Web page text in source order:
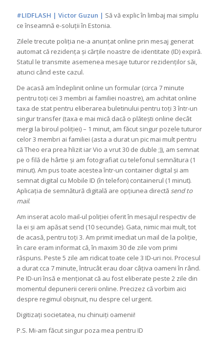
#LIDFLASH | Victor Guzun | Să vă explic în limbaj mai simplu
ce înseamnă e-soluții în Estonia.
Zilele trecute poliția ne-a anunțat online prin mesaj generat
automat că rezidența și cărțile noastre de identitate (ID) expiră.
Statul le transmite asemenea mesaje tuturor rezidenților săi,
atunci când este cazul.
De acasă am îndeplinit online un formular (circa 7 minute
pentru toți cei 3 membri ai familiei noastre), am achitat online
taxa de stat pentru eliberarea buletinului pentru toți 3 într-un
singur transfer (taxa e mai mică dacă o plătești online decât
mergi la biroul poliției) – 1 minut, am făcut singur pozele tuturor
celor 3 membri ai familiei (asta a durat un pic mai mult pentru
că Theo era prea hlizit iar Vio a vrut 30 de duble ;)), am semnat
pe o filă de hârtie și am fotografiat cu telefonul semnătura (1
minut). Am pus toate acestea într-un container digital și am
semnat digital cu Mobile ID (în telefon) containerul (1 minut).
Aplicația de semnătură digitală are opțiunea directă send to
mail.
Am inserat acolo mail-ul poliției oferit în mesajul respectiv de
la ei și am apăsat send (10 secunde). Gata, nimic mai mult, tot
de acasă, pentru toți 3. Am primit imediat un mail de la poliție,
în care eram informat că, în maxim 30 de zile vom primi
răspuns. Peste 5 zile am ridicat toate cele 3 ID-uri noi. Procesul
a durat cca 7 minute, întrucât erau doar câțiva oameni în rând.
Pe ID-uri însă e menționat că au fost eliberate peste 2 zile din
momentul depunerii cererii online. Precizez că vorbim aici
despre regimul obișnuit, nu despre cel urgent.
Digitizați societatea, nu chinuiți oamenii!
P.S. Mi-am făcut singur poza mea pentru ID